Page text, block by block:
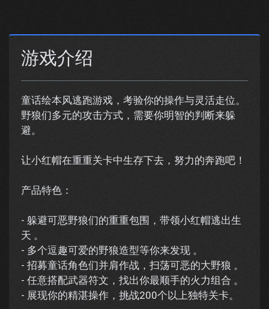
游戏介绍
童话绘本风逃跑游戏，考验你的操作与灵活走位。
野狼们多元的攻击方式，需要你明智的判断来躲
避。
让小红帽在重重关卡中生存下去，努力的奔跑吧！
产品特色：
- 躲避可恶野狼们的重重包围，带领小红帽逃出生
天 。
- 多个逗趣可爱的野狼造型等你来发现 。
- 招募童话角色们并肩作战，扫荡可恶的大野狼 。
- 任意搭配武器符文，找出你最顺手的火力组合 。
- 展现你的精湛操作，挑战200个以上独特关卡。